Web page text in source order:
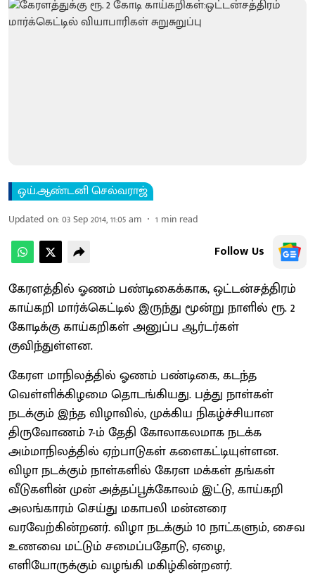
ஒய்.ஆண்டனி செல்வராஜ்
Updated on:03 Sep 2014, 11:05 am 1 min read
Follow Us
கேரளத்தில் ஓணம் பண்டிகைக்காக, ஒட்டன்சத்திரம்
காய்கறி மார்க்கெட்டில் இருந்து மூன்று நாளில் ரூ. 2
கோடிக்கு காய்கறிகள் அனுப்ப ஆர்டர்கள்
குவிந்துள்ளன.
கேரள மாநிலத்தில் ஓணம் பண்டிகை, கடந்த
வெள்ளிக்கிழமை தொடங்கியது. பத்து நாள்கள்
நடக்கும் இந்த விழாவில், முக்கிய நிகழ்ச்சியான
திருவோணம் 7-ம் தேதி கோலாகலமாக நடக்க
அம்மாநிலத்தில் ஏற்பாடுகள் களைகட்டியுள்ளன.
விழா நடக்கும் நாள்களில் கேரள மக்கள் தங்கள்
வீடுகளின் முன் அத்தப்பூக்கோலம் இட்டு, காய்கறி
அலங்காரம் செய்து மகாபலி மன்னரை
வரவேற்கின்றனர். விழா நடக்கும் 10 நாட்களும், சைவ
உணவை மட்டும் சமைப்பதோடு, ஏழை,
எளியோருக்கும் வழங்கி மகிழ்கின்றனர்.